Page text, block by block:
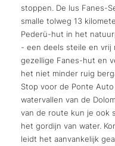
stoppen. De lus Fanes-
smalle tolweg 13
Pederü-hut in het
- een deels steile en vrij
gezellige Fanes-hut en
het niet minder ruig
Stop voor de Ponte
watervallen van de
van de route kun je ook
het gordijn van water.
leidt het aanvankelijk